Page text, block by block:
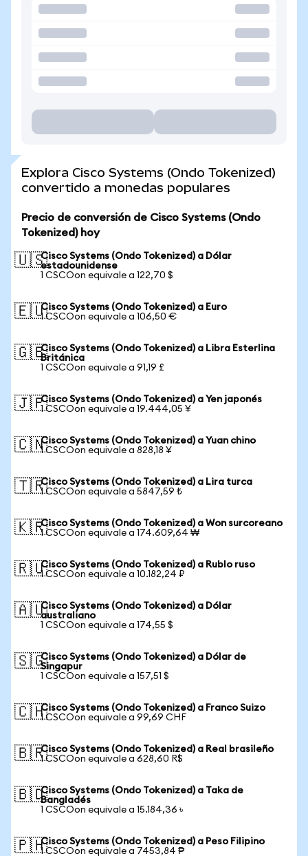
Explora Cisco Systems (Ondo Tokenized)
convertido a monedas populares
Precio de conversión de Cisco Systems (Ondo
Tokenized) hoy
🇺🇸Cisco Systems (Ondo Tokenized) a Dólar
estadounidense
1 CSCOon equivale a 122,70 $
🇪🇺Cisco Systems (Ondo Tokenized) a Euro
1 CSCOon equivale a 106,50 €
🇬🇧Cisco Systems (Ondo Tokenized) a Libra Esterlina
Británica
1 CSCOon equivale a 91,19 £
🇯🇵Cisco Systems (Ondo Tokenized) a Yen japonés
1 CSCOon equivale a 19.444,05 ¥
🇨🇳Cisco Systems (Ondo Tokenized) a Yuan chino
1 CSCOon equivale a 828,18 ¥
🇹🇷Cisco Systems (Ondo Tokenized) a Lira turca
1 CSCOon equivale a 5847,59 ₺
🇰🇷Cisco Systems (Ondo Tokenized) a Won surcoreano
1 CSCOon equivale a 174.609,64 ₩
🇷🇺Cisco Systems (Ondo Tokenized) a Rublo ruso
1 CSCOon equivale a 10.182,24 ₽
🇦🇺Cisco Systems (Ondo Tokenized) a Dólar
australiano
1 CSCOon equivale a 174,55 $
🇸🇬Cisco Systems (Ondo Tokenized) a Dólar de
Singapur
1 CSCOon equivale a 157,51 $
🇨🇭Cisco Systems (Ondo Tokenized) a Franco Suizo
1 CSCOon equivale a 99,69 CHF
🇧🇷Cisco Systems (Ondo Tokenized) a Real brasileño
1 CSCOon equivale a 628,60 R$
🇧🇩Cisco Systems (Ondo Tokenized) a Taka de
Bangladés
1 CSCOon equivale a 15.184,36 ৳
🇵🇭Cisco Systems (Ondo Tokenized) a Peso Filipino
1 CSCOon equivale a 7453,84 ₱